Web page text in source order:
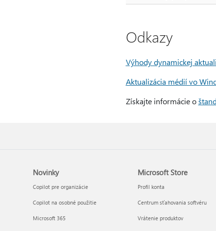
Odkazy
Výhody dynamickej
Aktualizácia médií vo
Získajte informácie o
Novinky
Copilot pre organizácie
Copilot na osobné použitie
Microsoft 365
Microsoft Store
Profil konta
Centrum sťahovania softvéru
Vrátenie produktov